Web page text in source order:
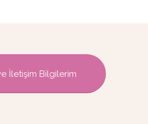
İletişim Bilgilerim